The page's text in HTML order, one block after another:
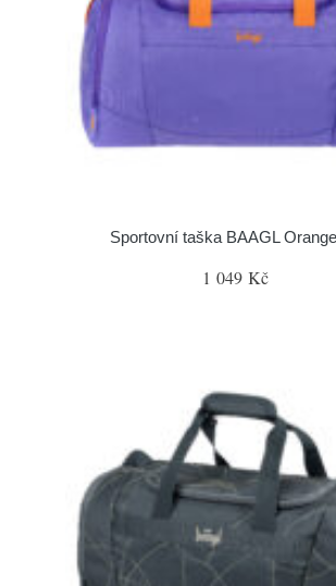
Sportovní taška BAAGL
1 049 Kč